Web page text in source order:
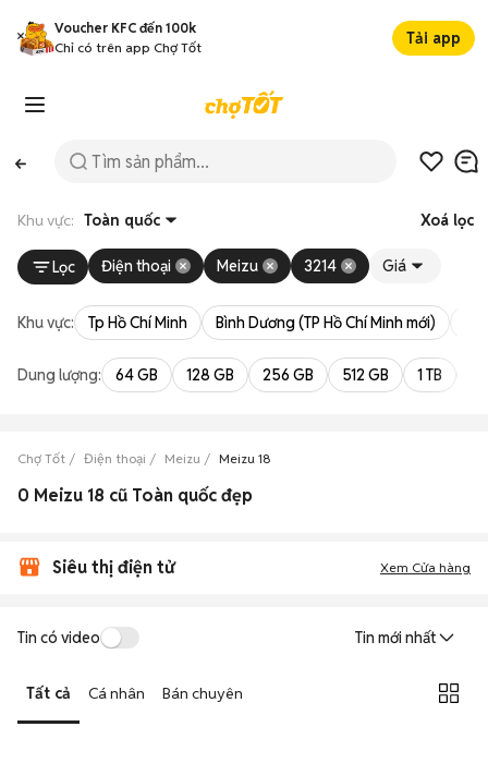
Voucher KFC đến 100k
Chỉ có trên app Chợ Tốt
Tải app
Khu vực: Toàn quốc Xoá lọc
Lọc Điện thoại Meizu 3214 Giá
Khu vực: Tp Hồ Chí Minh Bình Dương (TP Hồ Chí Minh mới)
Dung lượng: 64 GB 128 GB 256 GB 512 GB 1 TB
Chợ Tốt Điện thoại Meizu Meizu 18
0 Meizu 18 cũ Toàn quốc đẹp
Siêu thị điện tử Xem Cửa hàng
Tin có video Tin mới nhất
Tất cả Cá nhân Bán chuyên